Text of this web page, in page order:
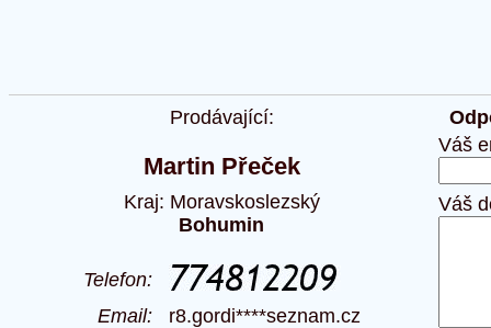
Prodávající:
Martin Přeček
Kraj: Moravskoslezský
Bohumin
Telefon:
Email: r8.gordi****seznam.cz
Váš
Váš